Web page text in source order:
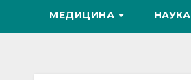
МЕДИЦИНА НАУКА